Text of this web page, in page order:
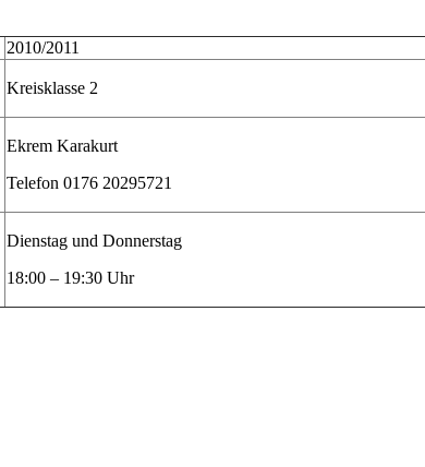
2010/2011
Kreisklasse 2
Ekrem Karakurt
Telefon 0176 20295721
Dienstag und Donnerstag
18:00 – 19:30 Uhr